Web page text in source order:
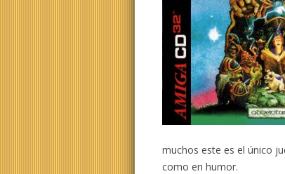
muchos este es el único
como en humor.